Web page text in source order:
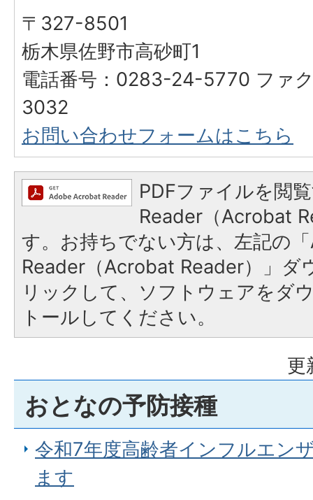
〒327-8501
栃木県佐野市高砂町1
電話番号：0283-24-5770 ファ
3032
お問い合わせフォームはこちら
PDFファイルを閲
Reader（Acrobat
す。お持ちでない方は、左記の
Reader（Acrobat Reader）」ダ
リックして、ソフトウェアをダ
トールしてください。
更
おとなの予防接種
令和7年度高齢者インフルエン
ます